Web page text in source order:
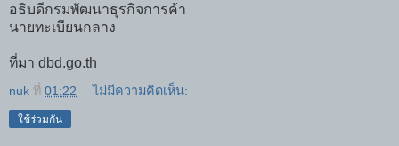
อธิบดีกรมพัฒนาธุรกิจการค้า
นายทะเบียนกลาง
ที่มา dbd.go.th
nuk ที่ 01:22 ไม่มีความคิดเห็น:
ใช้ร่วมกัน